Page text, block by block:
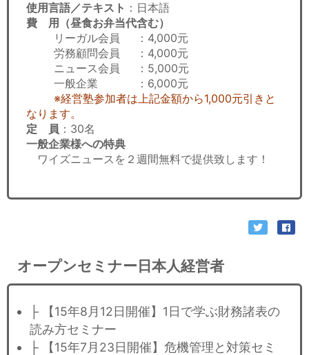
使用言語／テキスト ：日本語
費 用（昼食お弁当代含む）
リーガル会員
：4,000元
労務顧問会員
：4,000元
ニュース会員
：5,000元
一般企業
：6,000元
※経営塾参加者は上記金額から1,000元引きと
なります。
定 員 ：30名
一般企業様への特典
ワイズニュースを２週間無料で提供致します！
オープンセミナー日本人経営者
├ 【15年8月12日開催】1日で学ぶ財務諸表の
読み方セミナー
├ 【15年7月23日開催】危機管理と対策セミ